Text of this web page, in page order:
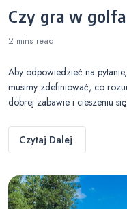
Czy gra w
2 mins read
Aby odpowiedzieć na
musimy zdefiniować, co
dobrej zabawie i cieszeniu
Czytaj Dalej